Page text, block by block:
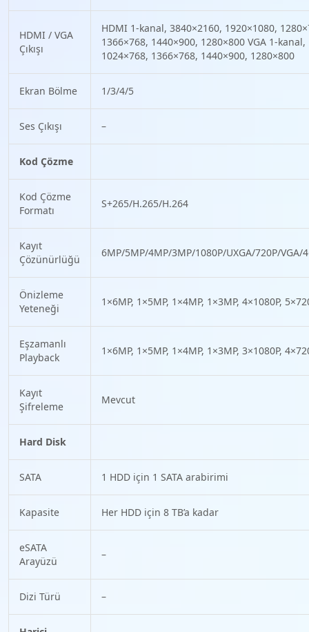
HDMI / VGA
Çıkışı
HDMI 1-kanal, 3840×2160, 1920×1080,
1366×768, 1440×900, 1280×800 VGA 1-
1024×768, 1366×768, 1440×900, 1280×800
Ekran Bölme 1/3/4/5
Ses Çıkışı –
Kod Çözme
Kod Çözme
Formatı
S+265/H.265/H.264
Kayıt
Çözünürlüğü
6MP/5MP/4MP/3MP/1080P/UXGA/720P/VGA/
Önizleme
Yeteneği
1×6MP, 1×5MP, 1×4MP, 1×3MP, 4×1080P,
Eşzamanlı
Playback
1×6MP, 1×5MP, 1×4MP, 1×3MP, 3×1080P,
Kayıt
Şifreleme
Mevcut
Hard Disk
SATA 1 HDD için 1 SATA arabirimi
Kapasite Her HDD için 8 TB’a kadar
eSATA
Arayüzü
–
Dizi Türü –